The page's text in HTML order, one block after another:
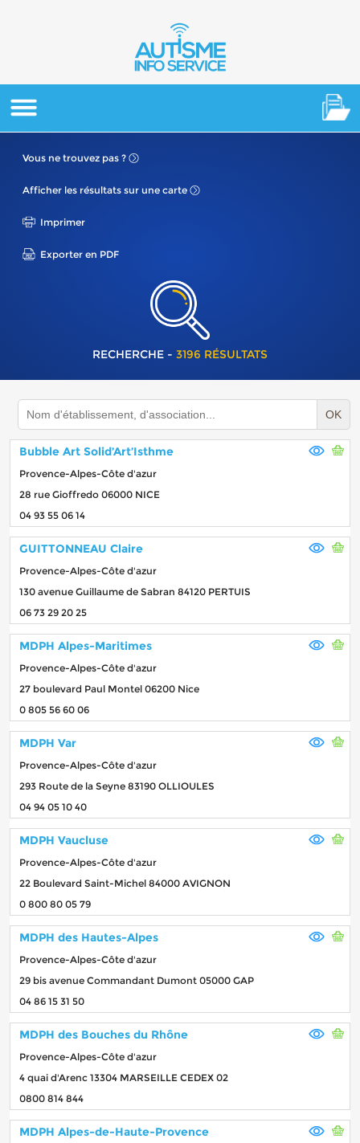
Vous ne trouvez pas ?
Afficher les résultats sur une carte
Imprimer
Exporter en PDF
RECHERCHE - 3196 RÉSULTATS
OK
Bubble Art Solid’Art’Isthme
Provence-Alpes-Côte d'azur
28 rue Gioffredo 06000 NICE
04 93 55 06 14
GUITTONNEAU Claire
Provence-Alpes-Côte d'azur
130 avenue Guillaume de Sabran 84120 PERTUIS
06 73 29 20 25
MDPH Alpes-Maritimes
Provence-Alpes-Côte d'azur
27 boulevard Paul Montel 06200 Nice
0 805 56 60 06
MDPH Var
Provence-Alpes-Côte d'azur
293 Route de la Seyne 83190 OLLIOULES
04 94 05 10 40
MDPH Vaucluse
Provence-Alpes-Côte d'azur
22 Boulevard Saint-Michel 84000 AVIGNON
0 800 80 05 79
MDPH des Hautes-Alpes
Provence-Alpes-Côte d'azur
29 bis avenue Commandant Dumont 05000 GAP
04 86 15 31 50
MDPH des Bouches du Rhône
Provence-Alpes-Côte d'azur
4 quai d'Arenc 13304 MARSEILLE CEDEX 02
0800 814 844
MDPH Alpes-de-Haute-Provence